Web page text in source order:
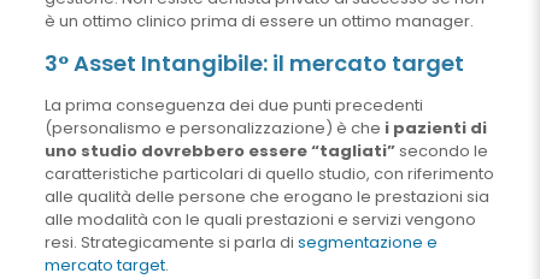
è un ottimo clinico prima di essere un ottimo manager.
3° Asset Intangibile: il mercato target
La prima conseguenza dei due punti precedenti
(personalismo e personalizzazione) è che i pazienti di
uno studio dovrebbero essere “tagliati”secondo le
caratteristiche particolari di quello studio, con riferimento
alle qualità delle persone che erogano le prestazioni sia
alle modalità con le quali prestazioni e servizi vengono
resi. Strategicamente si parla di segmentazione e
mercato target.